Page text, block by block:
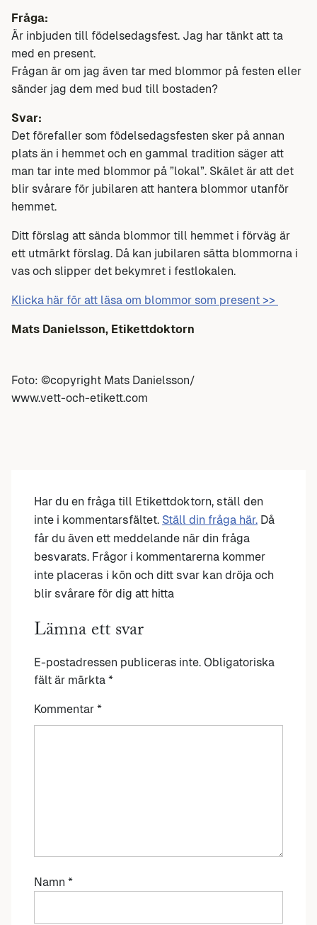
Fråga:
Är inbjuden till födelsedagsfest. Jag har tänkt att ta
med en present.
Frågan är om jag även tar med blommor på festen eller
sänder jag dem med bud till bostaden?
Svar:
Det förefaller som födelsedagsfesten sker på annan
plats än i hemmet och en gammal tradition säger att
man tar inte med blommor på ”lokal”. Skälet är att det
blir svårare för jubilaren att hantera blommor utanför
hemmet.
Ditt förslag att sända blommor till hemmet i förväg är
ett utmärkt förslag. Då kan jubilaren sätta blommorna i
vas och slipper det bekymret i festlokalen.
Klicka här för att läsa om blommor som present >>
Mats Danielsson, Etikettdoktorn
Foto: ©copyright Mats Danielsson/
www.vett-och-etikett.com
Har du en fråga till Etikettdoktorn, ställ den
inte i kommentarsfältet. Ställ din fråga här. Då
får du även ett meddelande när din fråga
besvarats. Frågor i kommentarerna kommer
inte placeras i kön och ditt svar kan dröja och
blir svårare för dig att hitta
Lämna ett svar
E-postadressen publiceras inte. Obligatoriska
fält är märkta *
Kommentar *
Namn *